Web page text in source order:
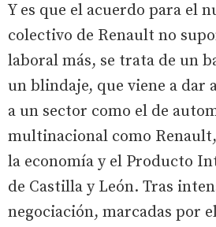
Y es que el acuerdo para el
colectivo de Renault no
laboral más, se trata de un
un blindaje, que viene a dar
a un sector como el de
multinacional como
la economía y el Producto
de Castilla y León. Tras
negociación, marcadas por